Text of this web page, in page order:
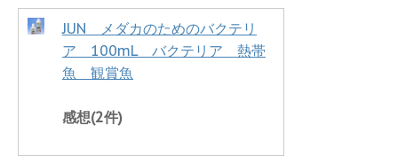
JUN メダカのためのバクテリ
ア 100mL バクテリア 熱帯
魚 観賞魚
感想(2件)